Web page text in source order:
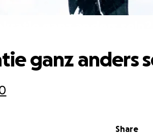
Share
ganz anders